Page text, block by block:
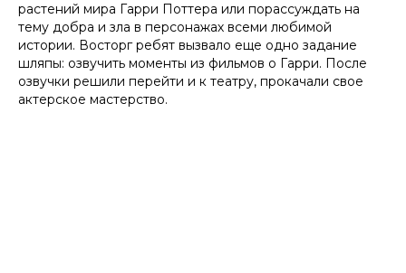
растений мира Гарри Поттера или порассуждать на
тему добра и зла в персонажах всеми любимой
истории. Восторг ребят вызвало еще одно задание
шляпы: озвучить моменты из фильмов о Гарри. После
озвучки решили перейти и к театру, прокачали свое
актерское мастерство.